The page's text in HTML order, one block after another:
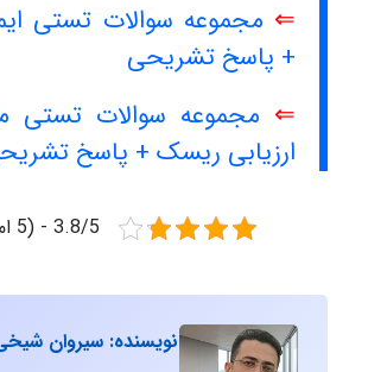
⇐ مجموعه سوالات تستی
+ پاسخ تشریحی
⇐ مجموعه سوالات تستی
ارزیابی ریسک + پاسخ
3.8/5 - (5 امتیاز)
نویسنده: سیروان